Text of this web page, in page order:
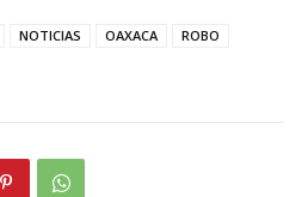
NOTICIAS OAXACA
ROBO